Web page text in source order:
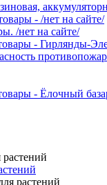
- /нет на сайте/
/нет на сайте/
- Гирлянды-
- Ёлочный